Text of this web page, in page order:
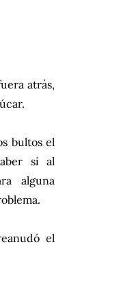
atrás,
bultos el
si al
alguna
el